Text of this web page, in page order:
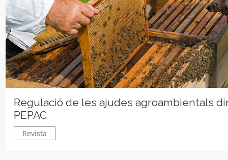
Regulació de les ajudes agroambientals
PEPAC
Revista